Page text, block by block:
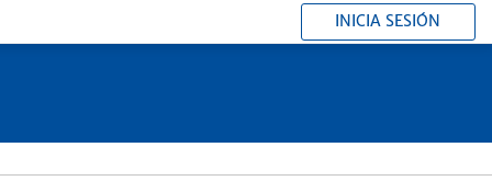
INICIA SESIÓN